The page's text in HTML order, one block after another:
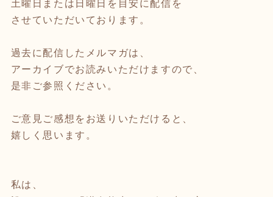
土曜日または日曜日を目安に配信を
させていただいております。
過去に配信したメルマガは、
アーカイブでお読みいただけますので、
是非ご参照ください。
ご意見ご感想をお送りいただけると、
嬉しく思います。
私は、